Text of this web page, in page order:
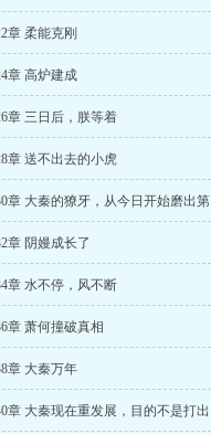
章 柔能克刚
章 高炉建成
章 三日后，朕等着
章 送不出去的小虎
章 大秦的獠牙，从今日开始磨出第
章 阴嫚成长了
章 水不停，风不断
章 萧何撞破真相
章 大秦万年
章 大秦现在重发展，目的不是打出